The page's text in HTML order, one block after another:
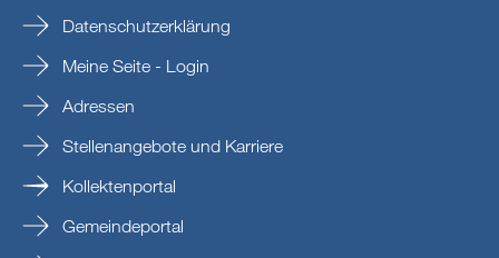
Datenschutzerklärung
Meine Seite - Login
Adressen
Stellenangebote und Karriere
Kollektenportal
Gemeindeportal